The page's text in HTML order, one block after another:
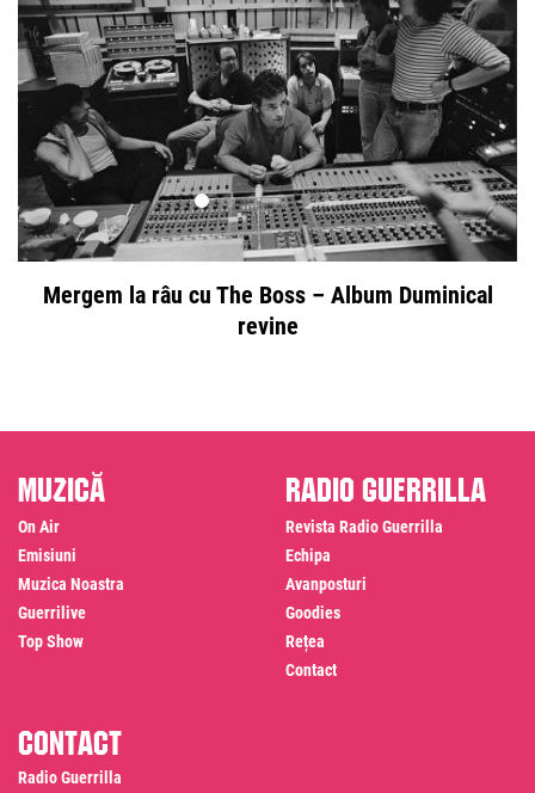
Mergem la râu cu The Boss – Album Duminical
revine
Muzică
On Air
Emisiuni
Muzica Noastra
Guerrilive
Top Show
Radio Guerrilla
Revista Radio Guerrilla
Echipa
Avanposturi
Goodies
Rețea
Contact
Contact
Radio Guerrilla